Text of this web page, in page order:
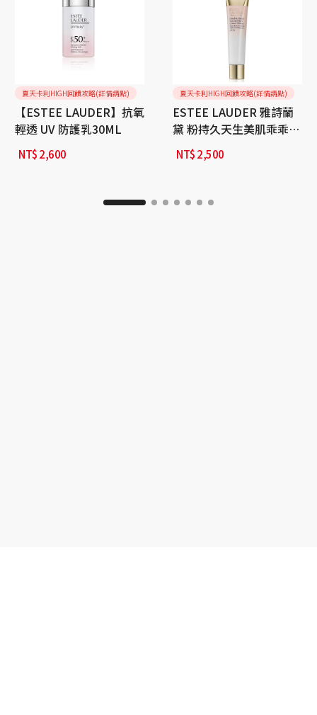
夏天卡利HIGH回饋攻略(詳情請點)
【ESTEE LAUDER】抗氧
輕透 UV 防護乳30ML
NT$2,600
夏天卡利HIGH回饋攻略(詳情請點)
ESTEE LAUDER 雅詩蘭
黛 粉持久天生美肌乖乖乳
40ml
NT$2,500